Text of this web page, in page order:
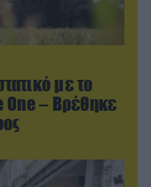
με το
One – Βρέθηκε